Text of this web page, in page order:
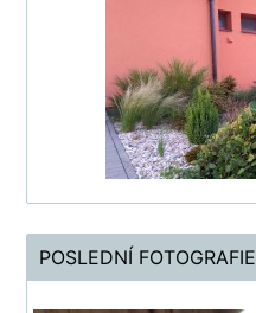
POSLEDNÍ FOTOGRAFIE